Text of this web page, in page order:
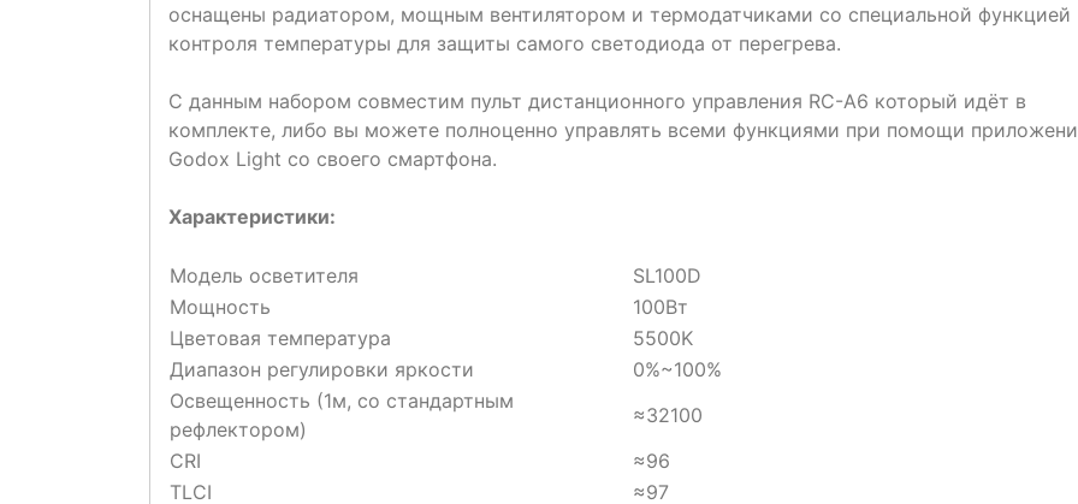
оснащены радиатором, мощным вентилятором и термодатчиками со специальной функцией
контроля температуры для защиты самого светодиода от перегрева.
С данным набором совместим пульт дистанционного управления RC-A6 который идёт в
комплекте, либо вы можете полноценно управлять всеми функциями при помощи
Godox Light со своего смартфона.
Характеристики:
Модель осветителя
SL100D
Мощность
100Вт
Цветовая температура
5500K
Диапазон регулировки яркости
0%~100%
Освещенность (1м, со стандартным
рефлектором)
≈32100
CRI
≈96
TLCI
≈97